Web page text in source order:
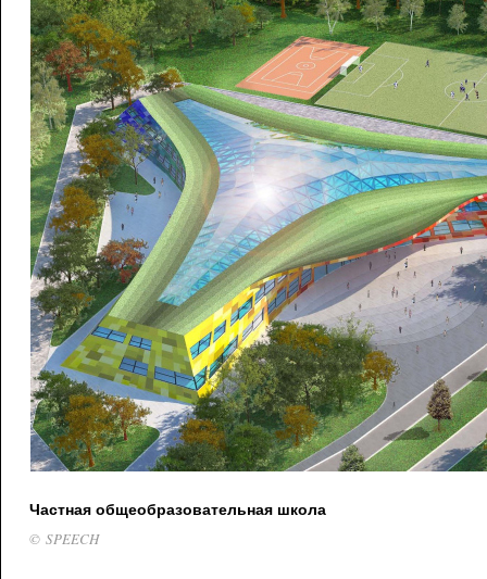
Частная общеобразовательная школа
© SPEECH